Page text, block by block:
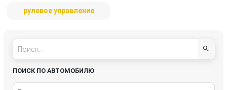
рулевое управление
ПОИСК ПО АВТОМОБИЛЮ